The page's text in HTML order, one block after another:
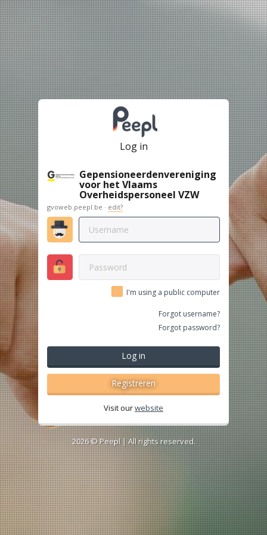
Log in
Gepensioneerdenvereniging
voor het Vlaams
Overheidspersoneel VZW
gvoweb.peepl.be · edit?
I'm using a public computer
Forgot username?
Forgot password?
Log in
Registreren
Visit ourwebsite
2026 ©Peepl| All rights reserved.